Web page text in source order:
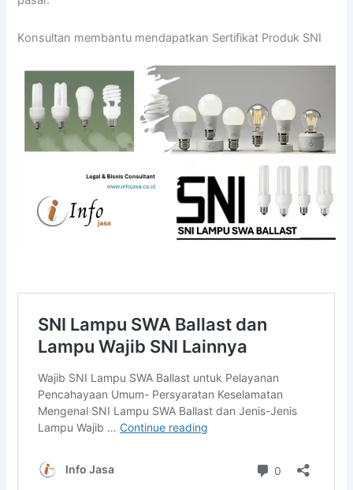
Konsultan membantu mendapatkan Sertifikat Produk SNI